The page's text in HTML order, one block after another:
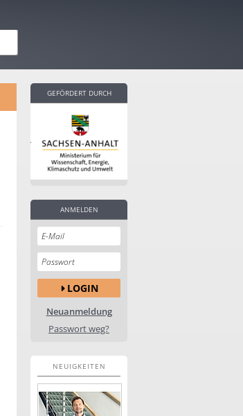
GEFÖRDERT DURCH
ANMELDEN
LOGIN
Neuanmeldung
Passwort weg?
NEUIGKEITEN